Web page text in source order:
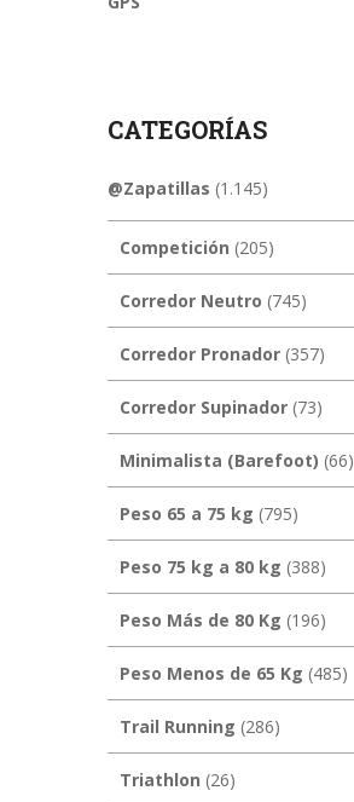
CATEGORÍAS
@Zapatillas (1.145)
Competición (205)
Corredor Neutro (745)
Corredor Pronador(357)
Corredor Supinador(73)
Minimalista (Barefoot) (66)
Peso 65 a 75 kg (795)
Peso 75 kg a 80 kg (388)
Peso Más de 80 Kg (196)
Peso Menos de 65 Kg (485)
Trail Running (286)
Triathlon (26)